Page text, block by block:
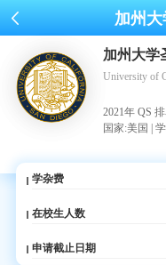
加州
加州大学
University of
2021年 QS
国家:美国 |
学杂费
在校生人数
申请截止日期